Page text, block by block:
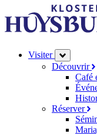
Visiter
Découvrir
Café
Réserver